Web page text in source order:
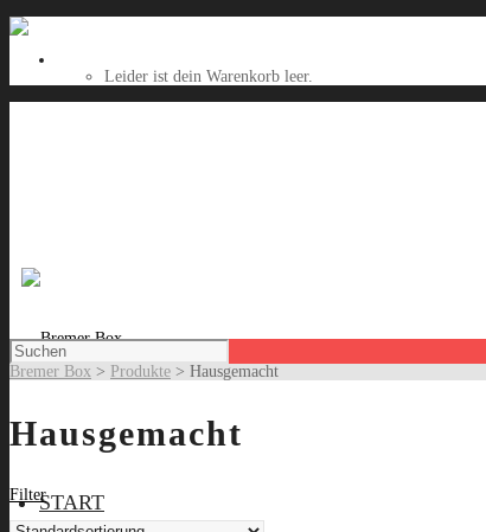
Leider ist dein Warenkorb leer.
START
Bremer Box > Produkte > Hausgemacht
Hausgemacht
Filter